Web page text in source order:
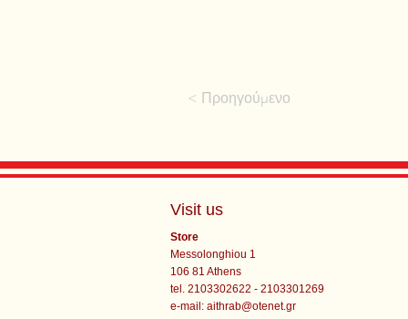
< Προηγούμενο
Visit us
Store
Messolonghiou 1
106 81 Athens
tel. 2103302622 - 2103301269
e-mail:aithrab@otenet.gr